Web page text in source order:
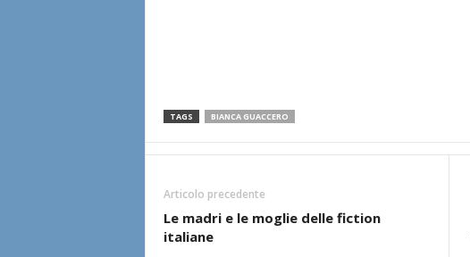
TAGS BIANCA GUACCERO
Articolo precedente
Le madri e le moglie delle fiction
italiane